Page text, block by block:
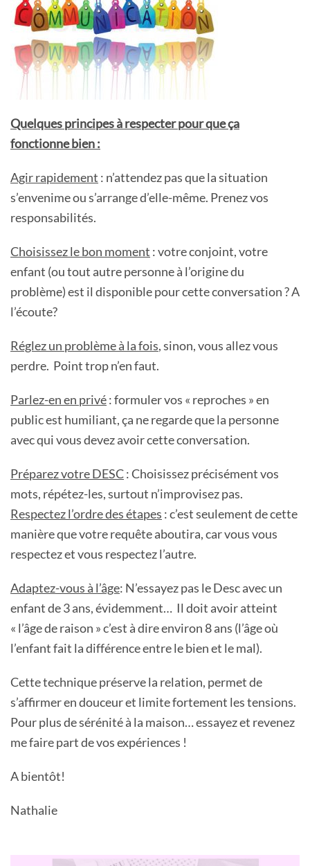
Quelques principes à respecter pour que ça
fonctionne bien :
Agir rapidement : n’attendez pas que la situation
s’envenime ou s’arrange d’elle-même. Prenez vos
responsabilités.
Choisissez le bon moment : votre conjoint, votre
enfant (ou tout autre personne à l’origine du
problème) est il disponible pour cette conversation ? A
l’écoute?
Réglez un problème à la fois, sinon, vous allez vous
perdre. Point trop n’en faut.
Parlez-en en privé: formuler vos « reproches » en
public est humiliant, ça ne regarde que la personne
avec qui vous devez avoir cette conversation.
Préparez votre DESC: Choisissez précisément vos
mots, répétez-les, surtout n’improvisez pas.
Respectez l’ordre des étapes : c’est seulement de cette
manière que votre requête aboutira, car vous vous
respectez et vous respectez l’autre.
Adaptez-vous à l’âge: N’essayez pas le Desc avec un
enfant de 3 ans, évidemment… Il doit avoir atteint
« l’âge de raison » c’est à dire environ 8 ans (l’âge où
l’enfant fait la différence entre le bien et le mal).
Cette technique préserve la relation, permet de
s’affirmer en douceur et limite fortement les tensions.
Pour plus de sérénité à la maison… essayez et revenez
me faire part de vos expériences !
A bientôt!
Nathalie